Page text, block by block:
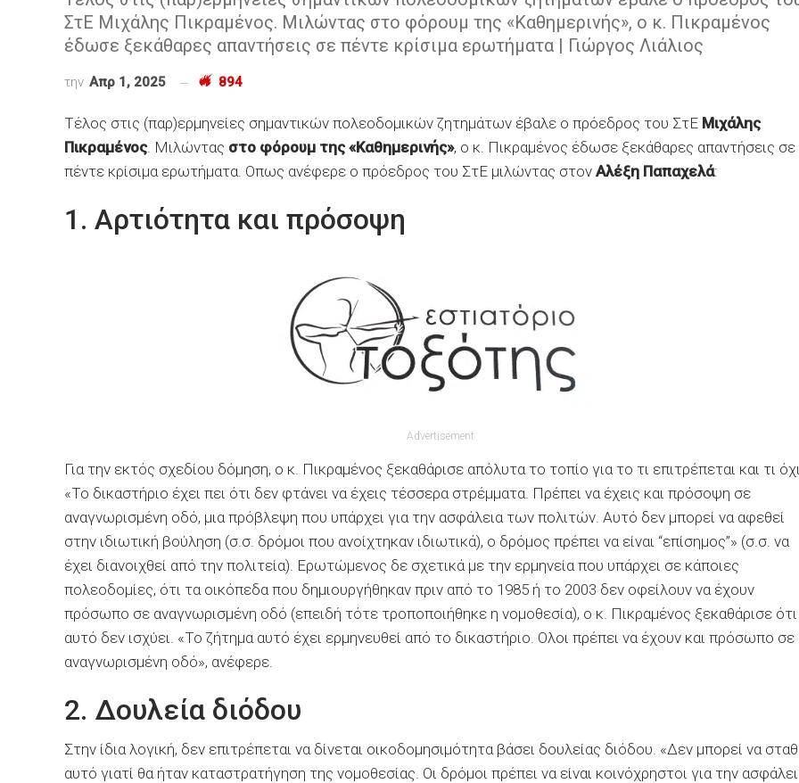
ΣτΕ Μιχάλης Πικραμένος. Μιλώντας στο φόρουμ της «Καθημερινής», ο κ. Πικραμένος
έδωσε ξεκάθαρες απαντήσεις σε πέντε κρίσιμα ερωτήματα | Γιώργος Λιάλιος
την Απρ 1, 2025 894
Τέλος στις (παρ)ερμηνείες σημαντικών πολεοδομικών ζητημάτων έβαλε ο πρόεδρος του ΣτΕ Μιχάλης
Πικραμένος. Μιλώντας στο φόρουμ της «Καθημερινής», ο κ. Πικραμένος έδωσε ξεκάθαρες απαντήσεις σε
πέντε κρίσιμα ερωτήματα. Οπως ανέφερε ο πρόεδρος του ΣτΕ μιλώντας στον Αλέξη Παπαχελά:
1. Αρτιότητα και πρόσοψη
Advertisement
Για την εκτός σχεδίου δόμηση, ο κ. Πικραμένος ξεκαθάρισε απόλυτα το τοπίο για το τι επιτρέπεται και τι
«Το δικαστήριο έχει πει ότι δεν φτάνει να έχεις τέσσερα στρέμματα. Πρέπει να έχεις και πρόσοψη σε
αναγνωρισμένη οδό, μια πρόβλεψη που υπάρχει για την ασφάλεια των πολιτών. Αυτό δεν μπορεί να αφεθεί
στην ιδιωτική βούληση (σ.σ. δρόμοι που ανοίχτηκαν ιδιωτικά), ο δρόμος πρέπει να είναι “επίσημος”» (σ.σ. να
έχει διανοιχθεί από την πολιτεία). Ερωτώμενος δε σχετικά με την ερμηνεία που υπάρχει σε κάποιες
πολεοδομίες, ότι τα οικόπεδα που δημιουργήθηκαν πριν από το 1985 ή το 2003 δεν οφείλουν να έχουν
πρόσωπο σε αναγνωρισμένη οδό (επειδή τότε τροποποιήθηκε η νομοθεσία), ο κ. Πικραμένος ξεκαθάρισε ότι
αυτό δεν ισχύει. «Το ζήτημα αυτό έχει ερμηνευθεί από το δικαστήριο. Ολοι πρέπει να έχουν και πρόσωπο σε
αναγνωρισμένη οδό», ανέφερε.
2. Δουλεία διόδου
Στην ίδια λογική, δεν επιτρέπεται να δίνεται οικοδομησιμότητα βάσει δουλείας διόδου. «Δεν μπορεί να
αυτό γιατί θα ήταν καταστρατήγηση της νομοθεσίας. Οι δρόμοι πρέπει να είναι κοινόχρηστοι για την